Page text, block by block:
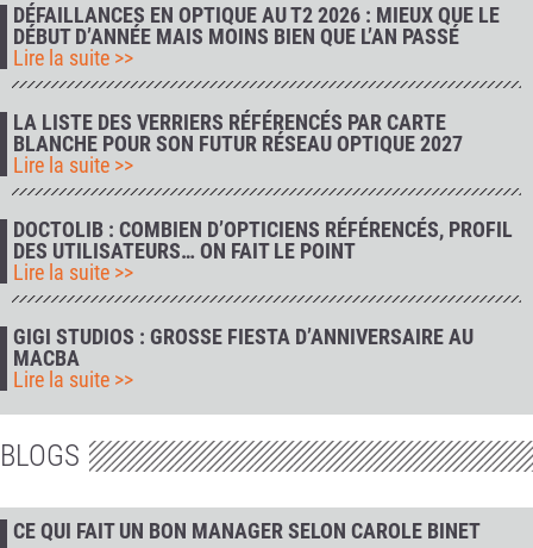
DÉFAILLANCES EN OPTIQUE AU T2 2026 : MIEUX QUE LE
DÉBUT D’ANNÉE MAIS MOINS BIEN QUE L’AN PASSÉ
Lire la suite >>
LA LISTE DES VERRIERS RÉFÉRENCÉS PAR CARTE
BLANCHE POUR SON FUTUR RÉSEAU OPTIQUE 2027
Lire la suite >>
DOCTOLIB : COMBIEN D’OPTICIENS RÉFÉRENCÉS, PROFIL
DES UTILISATEURS… ON FAIT LE POINT
Lire la suite >>
GIGI STUDIOS : GROSSE FIESTA D’ANNIVERSAIRE AU
MACBA
Lire la suite >>
BLOGS
CE QUI FAIT UN BON MANAGER SELON CAROLE BINET